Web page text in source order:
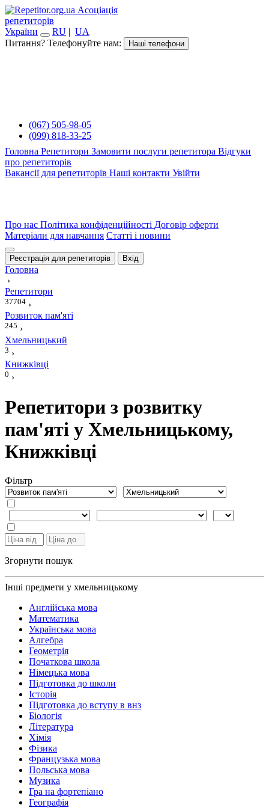
Асоціація
репетиторів
України
RU | UA
Питання? Телефонуйте нам:
Наші телефони
(067) 505-98-05
(099) 818-33-25
Головна Репетитори Замовити послуги репетитора Відгуки
про репетиторів
Вакансії для репетиторів Наші контакти Увійти
Про нас Політика конфіденційності Договір оферти
Матеріали для навчання Статті і новини
Реєстрація для репетиторів Вхід
Головна
›
Репетитори
37704 ›
Розвиток пам'яті
245 ›
Хмельницький
3 ›
Книжківці
0 ›
Репетитори з розвитку
пам'яті у Хмельницькому,
Книжківці
Фiльтр
Згорнути пошук
Інші предмети у хмельницькому
Англійська мова
Математика
Українська мова
Алгебра
Геометрія
Початкова школа
Німецька мова
Підготовка до школи
Історія
Підготовка до вступу в внз
Біологія
Література
Хімія
Фізика
Французька мова
Польська мова
Музика
Гра на фортепіано
Географія